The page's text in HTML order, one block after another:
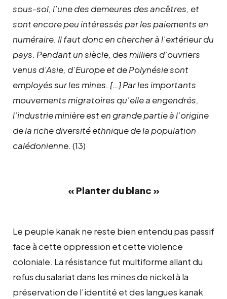
sous-sol, l’une des demeures des ancêtres, et
sont encore peu intéressés par les paiements en
numéraire. Il faut donc en chercher à l’extérieur du
pays. Pendant un siècle, des milliers d’ouvriers
venus d’Asie, d’Europe et de Polynésie sont
employés sur les mines. […] Par les importants
mouvements migratoires qu’elle a engendrés,
l’industrie minière est en grande partie à l’origine
de la riche diversité ethnique de la population
calédonienne. (13)
« Planter du blanc »
Le peuple kanak ne reste bien entendu pas passif
face à cette oppression et cette violence
coloniale. La résistance fut multiforme allant du
refus du salariat dans les mines de nickel à la
préservation de l’identité et des langues kanak